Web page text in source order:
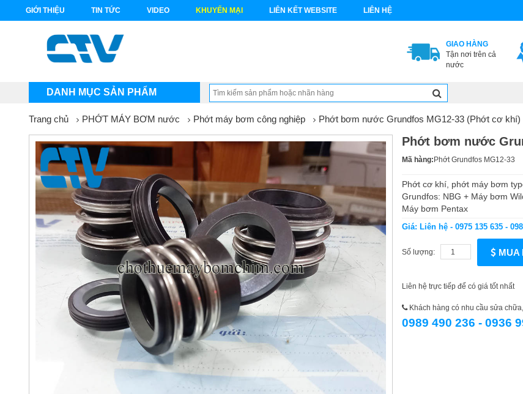
GIỚI THIỆU TIN TỨC VIDEO KHUYẾN MẠI LIÊN KẾT WEBSITE LIÊN HỆ
GIAO HÀNG
Tận nơi trên cả
nước
DANH MỤC SẢN PHẨM
Trang chủ PHỚT MÁY BƠM nước Phớt máy bơm công nghiệp Phớt bơm nước Grundfos MG12-33 (Phớt cơ khí)
Phớt bơm nước
Mã hàng: Phớt Grundfos MG12-33
Phớt cơ khí, phớt máy bơm
Grundfos: NBG + Máy bơm
Máy bơm Pentax
Giá: Liên hệ - 0975 135 635 -
Số lượng: MUA
Liên hệ trực tiếp để có giá tốt nhất
Khách hàng có nhu cầu sửa
0989 490 236 - 0936